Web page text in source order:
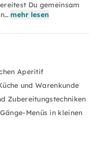
Du gemeinsam
mehr lesen
Aperitif
und Warenkunde
Zubereitungstechniken
Menüs in kleinen